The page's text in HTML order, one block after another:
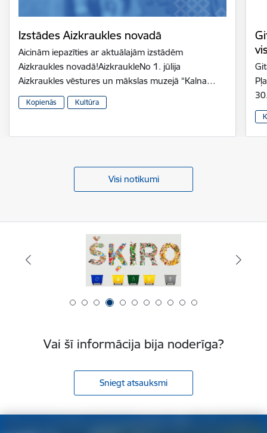
Izstādes Aizkraukles novadā
Aicinām iepazīties ar aktuālajām izstādēm
Aizkraukles novadā!AizkraukleNo 1. jūlija
Aizkraukles vēstures un mākslas muzejā “Kalna…
Kopienās Kultūra
Visi notikumi
Vai šī informācija bija noderīga?
Sniegt atsauksmi